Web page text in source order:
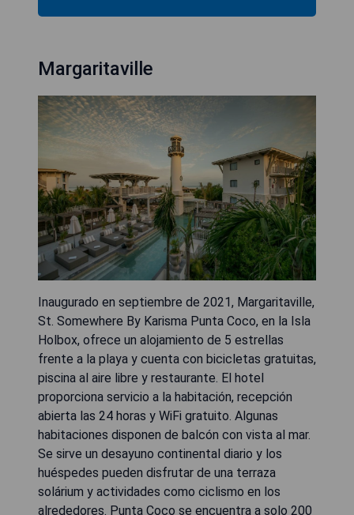
Margaritaville
Inaugurado en septiembre de 2021, Margaritaville,
St. Somewhere By Karisma Punta Coco, en la Isla
Holbox, ofrece un alojamiento de 5 estrellas
frente a la playa y cuenta con bicicletas gratuitas,
piscina al aire libre y restaurante. El hotel
proporciona servicio a la habitación, recepción
abierta las 24 horas y WiFi gratuito. Algunas
habitaciones disponen de balcón con vista al mar.
Se sirve un desayuno continental diario y los
huéspedes pueden disfrutar de una terraza
solárium y actividades como ciclismo en los
alrededores. Punta Coco se encuentra a solo 200